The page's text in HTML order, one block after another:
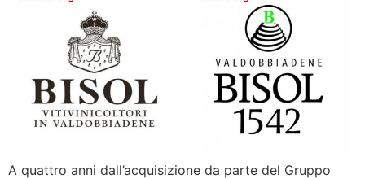
A quattro anni dall’acquisizione da parte del Gruppo